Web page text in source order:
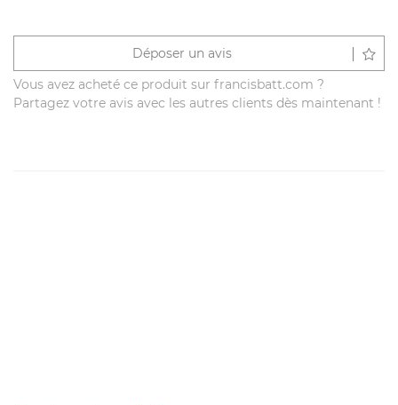
Déposer un avis
Vous avez acheté ce produit sur francisbatt.com ?
Partagez votre avis avec les autres clients dès maintenant !